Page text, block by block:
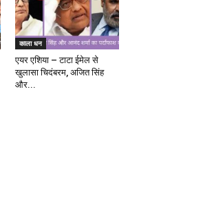
काला धन
एयर एशिया – टाटा ईमेल से
खुलासा चिदंबरम, अजित सिंह
और...